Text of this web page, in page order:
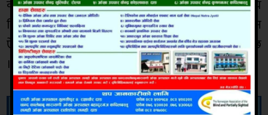
कर्णाली स्वास्थ्य विज्ञान प्रतिष्ठान ऐन, २०६८, पोखरा स्वास्थ्य
विज्ञान प्रतिष्ठान ऐन, २०७२ र राप्ती स्वास्थ्य विज्ञान प्रतिष्ठान
ऐन, २०७४ लगायतका कानुन संशोधन गर्ने प्रस्ताव गरिएको छ
।देशसञ्चार